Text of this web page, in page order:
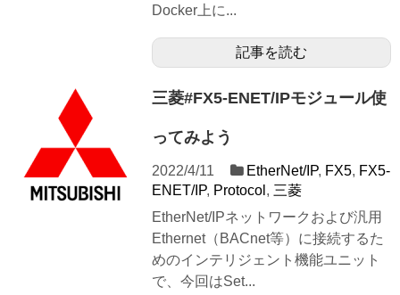
Docker上に...
記事を読む
三菱#FX5-ENET/IPモジュール使
ってみよう
2022/4/11 EtherNet/IP, FX5, FX5-
ENET/IP, Protocol , 三菱
EtherNet/IPネットワークおよび汎用
Ethernet（BACnet等）に接続するた
めのインテリジェント機能ユニット
で、今回はSet...